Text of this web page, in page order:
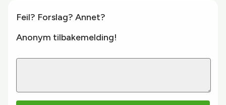
Feil? Forslag? Annet?
Anonym tilbakemelding!